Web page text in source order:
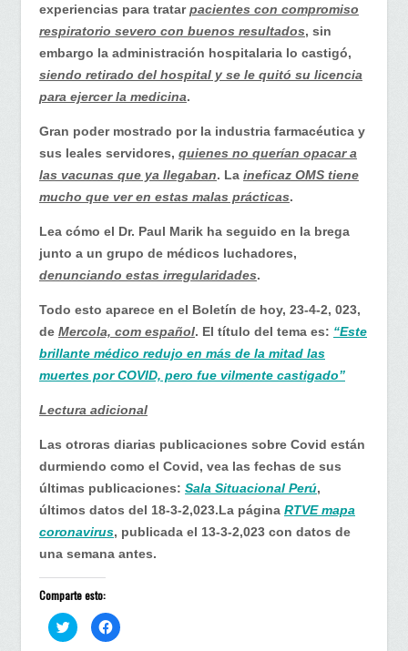
sistema
experiencias para tratarpacientes con compromiso
respiratorio severo con buenos resultados, sin
embargo la administración hospitalaria lo castigó,
siendo retirado del hospital y se le quitó su licencia
para ejercer la medicina.
Gran poder mostrado por la industria farmacéutica y
sus leales servidores, quienes no querían opacar a
las vacunas que ya llegaban. La ineficaz OMS tiene
mucho que ver en estas malas prácticas.
Lea cómo el Dr. Paul Marik ha seguido en la brega
junto a un grupo de médicos luchadores,
denunciando estas irregularidades.
Todo esto aparece en el Boletín de hoy, 23-4-2, 023,
de Mercola, com español. El título del tema es: “Este
brillante médico redujo en más de la mitad las
muertes por COVID, pero fue vilmente castigado”
Lectura adicional
Las otroras diarias publicaciones sobre Covid están
durmiendo como el Covid, vea las fechas de sus
últimas publicaciones: Sala Situacional Perú,
últimos datos del 18-3-2,023.La página RTVE mapa
coronavirus, publicada el 13-3-2,023 con datos de
una semana antes.
Comparte esto:
H
a
H
a